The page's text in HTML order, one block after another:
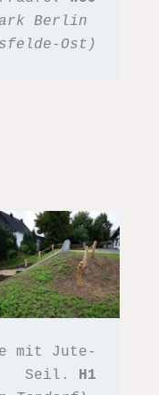
Berlin
Ost)
mit Jute-
Seil. H1